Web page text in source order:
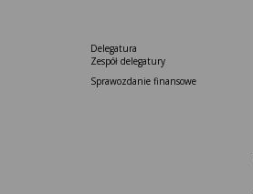
Delegatura
Zespół delegatury
Sprawozdanie finansowe